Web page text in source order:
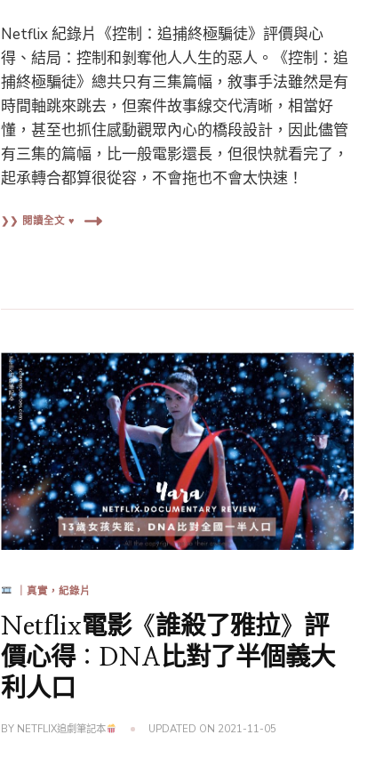
Netflix 紀錄片《控制：追捕終極騙徒》評價與心
得、結局：控制和剝奪他人人生的惡人。《控制：追
捕終極騙徒》總共只有三集篇幅，敘事手法雖然是有
時間軸跳來跳去，但案件故事線交代清晰，相當好
懂，甚至也抓住感動觀眾內心的橋段設計，因此儘管
有三集的篇幅，比一般電影還長，但很快就看完了，
起承轉合都算很從容，不會拖也不會太快速！
❯❯ 閱讀全文 ♥
｜真實，紀錄片
Netflix電影《誰殺了雅拉》評
價心得：DNA比對了半個義大
利人口
BY NETFLIX追劇筆記本 UPDATED ON 2021-11-05